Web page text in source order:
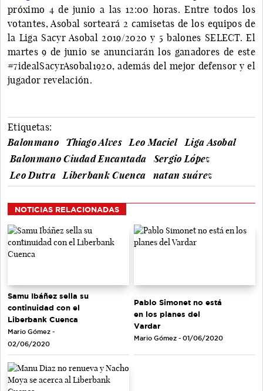
próximo 4 de junio a las 12:00 horas. Entre todos los
votantes, Asobal sorteará 2 camisetas de los equipos de
la Liga Sacyr Asobal 2019/2020 y 5 balones SELECT. El
martes 9 de junio se anunciarán los ganadores de este
#7idealSacyrAsobal1920, además del mejor defensor y el
jugador revelación.
Etiquetas:
Balonmano
Thiago Alves Leo Maciel
Liga Asobal
Balonmano Ciudad Encantada
Sergio López
Leo Dutra
Liberbank Cuenca natan suárez
NOTICIAS RELACIONADAS
Samu Ibáñez sella su
continuidad con el
Liberbank Cuenca
Mario Gómez -
02/06/2020
Pablo Simonet no está
en los planes del
Vardar
Mario Gómez - 01/06/2020